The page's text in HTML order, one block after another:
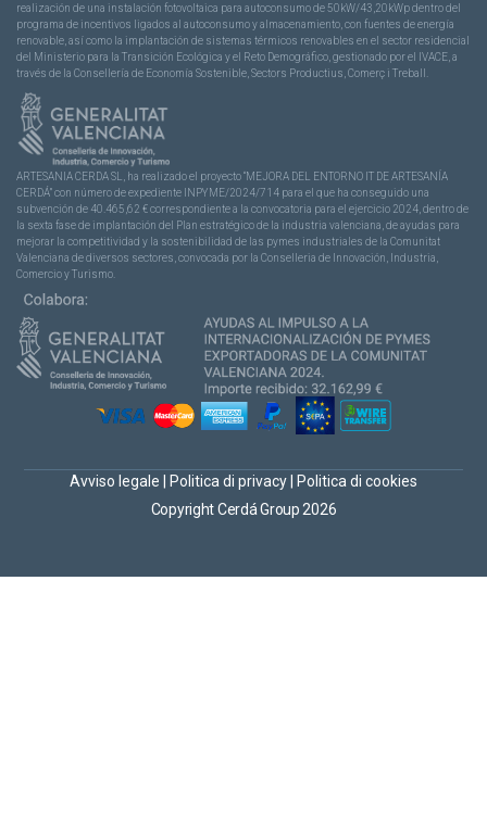
realización de una instalación fotovoltaica para autoconsumo de 50kW/43,20kWp dentro del
programa de incentivos ligados al autoconsumo y almacenamiento, con fuentes de energía
renovable, así como la implantación de sistemas térmicos renovables en el sector residencial
del Ministerio para la Transición Ecológica y el Reto Demográfico, gestionado por el IVACE, a
través de la Consellería de Economía Sostenible, Sectors Productius, Comerç i Treball.
ARTESANIA CERDA SL, ha realizado el proyecto “MEJORA DEL ENTORNO IT DE ARTESANÍA
CERDÁ” con número de expediente INPYME/2024/714 para el que ha conseguido una
subvención de 40.465,62 € correspondiente a la convocatoria para el ejercicio 2024, dentro de
la sexta fase de implantación del Plan estratégico de la industria valenciana, de ayudas para
mejorar la competitividad y la sostenibilidad de las pymes industriales de la Comunitat
Valenciana de diversos sectores, convocada por la Conselleria de Innovación, Industria,
Comercio y Turismo.
Copyright Cerdá Group 2026
Avviso legale Politica di privacy Politica di cookies